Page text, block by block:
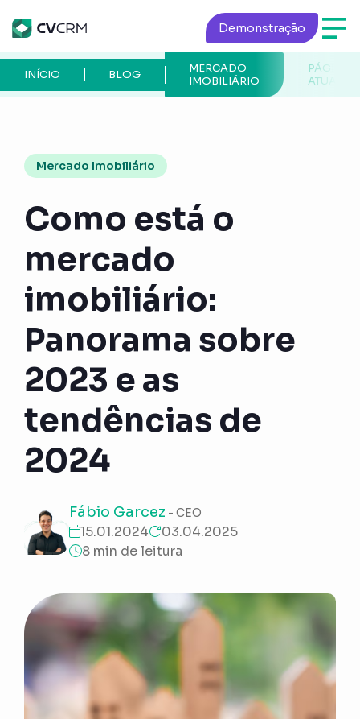
Demonstração
PÁGINA
ATUAL
MERCADO
IMOBILIÁRIO
BLOG
INÍCIO
Mercado Imobiliário
Como está o
mercado
imobiliário:
Panorama sobre
2023 e as
tendências de
2024
Fábio Garcez - CEO
15.01.2024
03.04.2025
8 min de leitura